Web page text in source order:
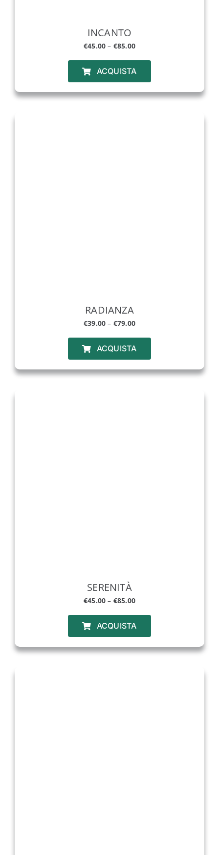
INCANTO
€45.00 – €85.00
ACQUISTA
RADIANZA
€39.00 – €79.00
ACQUISTA
SERENITÀ
€45.00 – €85.00
ACQUISTA